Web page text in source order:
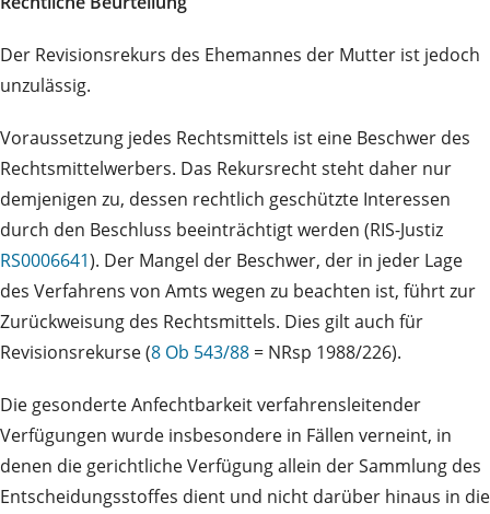
Der Revisionsrekurs des Ehemannes der Mutter ist jedoch
unzulässig.
Voraussetzung jedes Rechtsmittels ist eine Beschwer des
Rechtsmittelwerbers. Das Rekursrecht steht daher nur
demjenigen zu, dessen rechtlich geschützte Interessen
durch den Beschluss beeinträchtigt werden (RIS-Justiz
RS0006641). Der Mangel der Beschwer, der in jeder Lage
des Verfahrens von Amts wegen zu beachten ist, führt zur
Zurückweisung des Rechtsmittels. Dies gilt auch für
Revisionsrekurse (8 Ob 543/88 = NRsp 1988/226).
Die gesonderte Anfechtbarkeit verfahrensleitender
Verfügungen wurde insbesondere in Fällen verneint, in
denen die gerichtliche Verfügung allein der Sammlung des
Entscheidungsstoffes dient und nicht darüber hinaus in die